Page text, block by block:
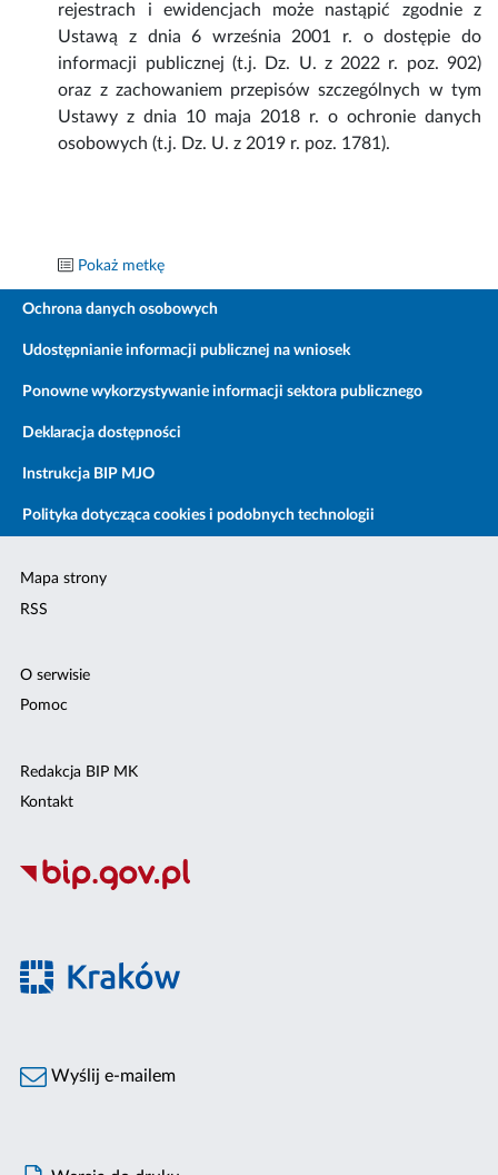
rejestrach i ewidencjach może nastąpić zgodnie z
Ustawą z dnia 6 września 2001 r. o dostępie do
informacji publicznej (t.j. Dz. U. z 2022 r. poz. 902)
oraz z zachowaniem przepisów szczególnych w tym
Ustawy z dnia 10 maja 2018 r. o ochronie danych
osobowych (t.j. Dz. U. z 2019 r. poz. 1781).
Pokaż metkę
Ochrona danych osobowych
Udostępnianie informacji publicznej na wniosek
Ponowne wykorzystywanie informacji sektora publicznego
Deklaracja dostępności
Instrukcja BIP MJO
Polityka dotycząca cookies i podobnych technologii
Mapa strony
RSS
O serwisie
Pomoc
Redakcja BIP MK
Kontakt
Wyślij e-mailem